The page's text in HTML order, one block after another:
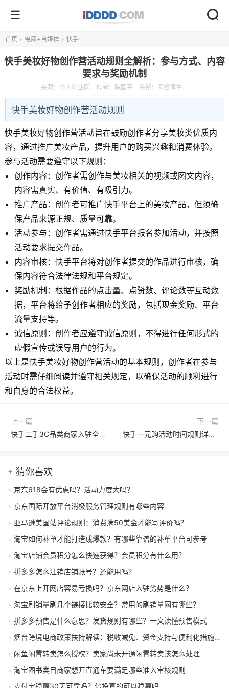
首页 > 电商+自媒体 > 快手
快手美妆好物创作营活动规则全解析：参与方式、内容
要求与奖励机制
来源： 个人创业网 作者：陈国平 头衔：网络博主
快手美妆好物创作营活动规则
快手美妆好物创作营活动旨在鼓励创作者分享美妆类优质内
容，通过推广美妆产品，提升用户的购买兴趣和消费体验。
参与活动需要遵守以下规则：
创作内容：创作者需创作与美妆相关的视频或图文内容，
内容需真实、有价值、有吸引力。
推广产品：创作者可推广快手平台上的美妆产品，但须确
保产品来源正规、质量可靠。
活动参与：创作者需通过快手平台报名参加活动，并按照
活动要求提交作品。
内容审核：快手平台将对创作者提交的作品进行审核，确
保内容符合法律法规和平台规定。
奖励机制：根据作品的点击量、点赞数、评论数等互动数
据，平台将给予创作者相应的奖励，包括现金奖励、平台
流量支持等。
诚信原则：创作者应遵守诚信原则，不得进行任何形式的
虚假宣传或误导用户的行为。
以上是快手美妆好物创作营活动的基本规则，创作者在参与
活动时需仔细阅读并遵守相关规定，以确保活动的顺利进行
和自身的合法权益。
上一篇
快手二手3C品类商家入驻全指南：资质、商品质量与平台规则详解
下一篇
快手一元购活动时间规则详解：如何参与与注意事项全知道
猜你喜欢
京东618会有优惠吗？活动力度大吗？
京东国际开放平台消极服务管理规则有哪些内容
亚马逊美国站评论规则：消费满50美金才能写评价吗？
淘宝如何补单才能打造成爆款？有哪些靠谱的补单平台可参考
淘宝店铺会员积分怎么快速获得？会员积分有什么用？
拼多多怎么注销店铺账号？还能用吗？
在京东上开网店容易亏损吗？京东网店入驻劣势是什么？
淘宝刷销量刷几个链接比较安全？常用的刷销量网有哪些？
拼多多预售是什么意思？发货规则有哪些？一文读懂预售模式
烟台跨境电商政策扶持解读：税收减免、资金支持与便利化措施助力发展
闲鱼闲置转卖怎么授权？卖家尚未开通闲置转卖该怎么处理
淘宝图书类目商家想开直通车要满足哪些准入审核规则
支付宝稳赢30天可靠吗？倍投真的可以稳赢吗